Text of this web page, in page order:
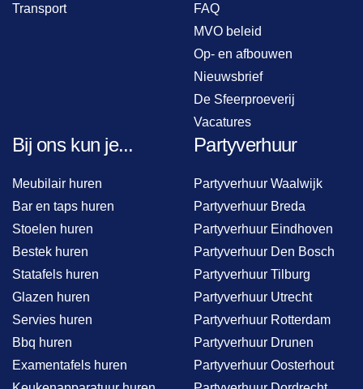
Transport
FAQ
MVO beleid
Op- en afbouwen
Nieuwsbrief
De Sfeerproeverij
Vacatures
Bij ons kun je...
Meubilair huren
Bar en taps huren
Stoelen huren
Bestek huren
Statafels huren
Glazen huren
Servies huren
Bbq huren
Examentafels huren
Partyverhuur
Partyverhuur Waalwijk
Partyverhuur Breda
Partyverhuur Eindhoven
Partyverhuur Den Bosch
Partyverhuur Tilburg
Partyverhuur Utrecht
Partyverhuur Rotterdam
Partyverhuur Drunen
Partyverhuur Oosterhout